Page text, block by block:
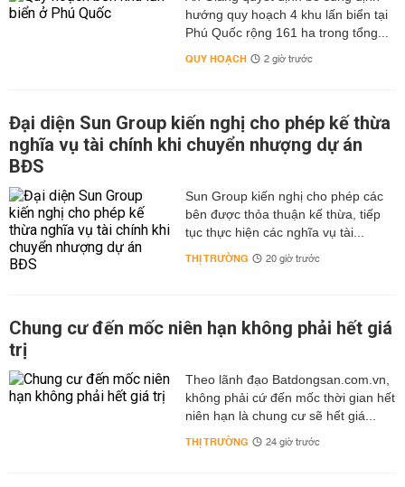
hướng quy hoạch 4 khu lấn biển tại
Phú Quốc rộng 161 ha trong tổng...
QUY HOẠCH 2 giờ trước
Đại diện Sun Group kiến nghị cho phép kế thừa
nghĩa vụ tài chính khi chuyển nhượng dự án
BĐS
Sun Group kiến nghị cho phép các
bên được thỏa thuận kế thừa, tiếp
tục thực hiện các nghĩa vụ tài...
THỊ TRƯỜNG 20 giờ trước
Chung cư đến mốc niên hạn không phải hết giá
trị
Theo lãnh đạo Batdongsan.com.vn,
không phải cứ đến mốc thời gian hết
niên hạn là chung cư sẽ hết giá...
THỊ TRƯỜNG 24 giờ trước